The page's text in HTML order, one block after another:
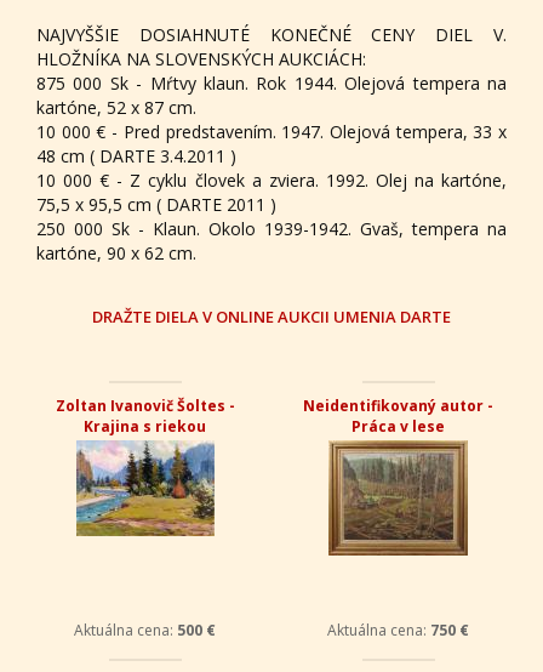
NAJVYŠŠIE DOSIAHNUTÉ KONEČNÉ CENY DIEL V.
HLOŽNÍKA NA SLOVENSKÝCH AUKCIÁCH:
875 000 Sk - Mŕtvy klaun. Rok 1944. Olejová tempera na
kartóne, 52 x 87 cm.
10 000 € - Pred predstavením. 1947. Olejová tempera, 33 x
48 cm ( DARTE 3.4.2011 )
10 000 € - Z cyklu človek a zviera. 1992. Olej na kartóne,
75,5 x 95,5 cm ( DARTE 2011 )
250 000 Sk - Klaun. Okolo 1939-1942. Gvaš, tempera na
kartóne, 90 x 62 cm.
DRAŽTE DIELA V ONLINE AUKCII UMENIA DARTE
Zoltan Ivanovič Šoltes -
Krajina s riekou
Aktuálna cena: 500 €
Neidentifikovaný autor -
Práca v lese
Aktuálna cena: 750 €